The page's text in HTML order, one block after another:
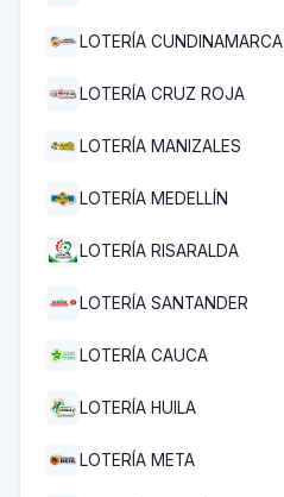
LOTERÍA CUNDINAMARCA
LOTERÍA CRUZ ROJA
LOTERÍA MANIZALES
LOTERÍA MEDELLÍN
LOTERÍA RISARALDA
LOTERÍA SANTANDER
LOTERÍA CAUCA
LOTERÍA HUILA
LOTERÍA META